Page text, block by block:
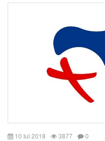
10 Iul 2018 3877 0